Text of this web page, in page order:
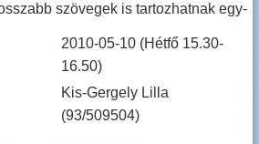
szövegek is tartozhatnak egy-
2010-05-10 (Hétfő 15.30-
16.50)
Kis-Gergely Lilla
(93/509504)